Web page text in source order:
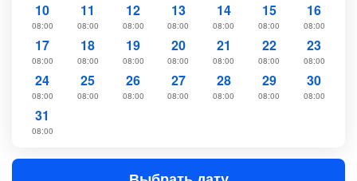
10
08:00
11
08:00
12
08:00
13
08:00
14
08:00
15
08:00
16
08:00
17
08:00
18
08:00
19
08:00
20
08:00
21
08:00
22
08:00
23
08:00
24
08:00
25
08:00
26
08:00
27
08:00
28
08:00
29
08:00
30
08:00
31
08:00